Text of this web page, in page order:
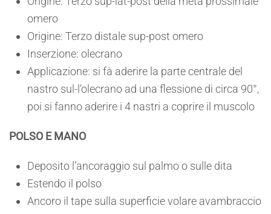
omero
Origine: Terzo distale sup-post omero
Inserzione: olecrano
Applicazione: si fà aderire la parte centrale del
nastro sul-l’olecrano ad una flessione di circa 90°,
poi si fanno aderire i 4 nastri a coprire il muscolo
POLSO E MANO
Deposito l’ancoraggio sul palmo o sulle dita
Estendo il polso
Ancoro il tape sulla superficie volare avambraccio